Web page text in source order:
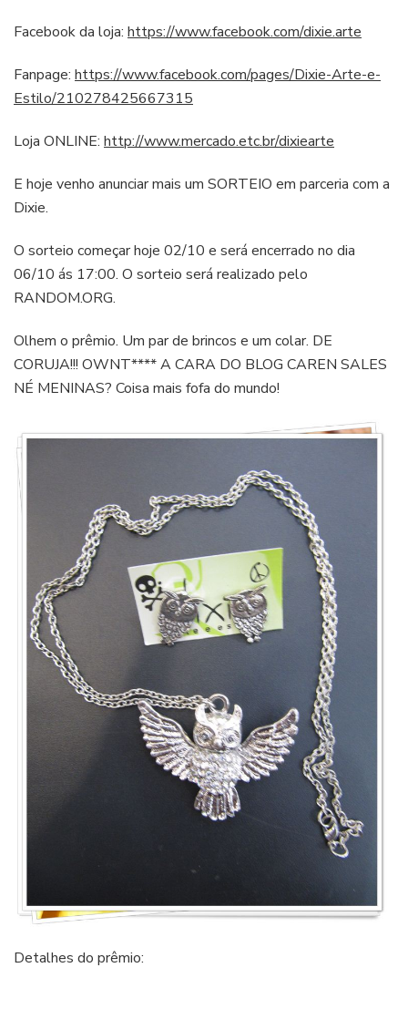
Facebook da loja: https://www.facebook.com/dixie.arte
Fanpage: https://www.facebook.com/pages/Dixie-Arte-e-
Estilo/210278425667315
Loja ONLINE: http://www.mercado.etc.br/dixiearte
E hoje venho anunciar mais um SORTEIO em parceria com a
Dixie.
O sorteio começar hoje 02/10 e será encerrado no dia
06/10 ás 17:00. O sorteio será realizado pelo
RANDOM.ORG.
Olhem o prêmio. Um par de brincos e um colar. DE
CORUJA!!! OWNT**** A CARA DO BLOG CAREN SALES
NÉ MENINAS? Coisa mais fofa do mundo!
Detalhes do prêmio: